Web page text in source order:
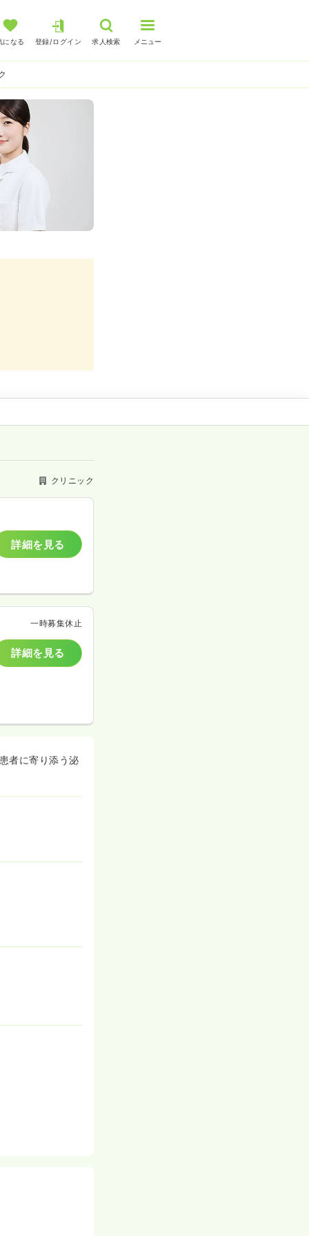
になる 登録/ログイン 求人検索 メニュー
クリニック
詳細を見る
一時募集休止
詳細を見る
者に寄り添う泌